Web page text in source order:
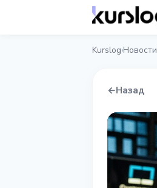
Kurslog›Новости
←Назад